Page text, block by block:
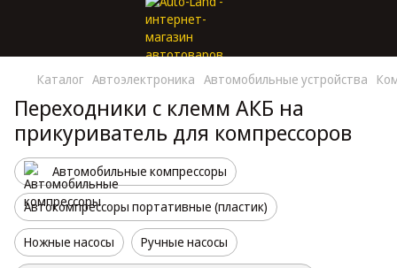
Каталог Автоэлектроника Автомобильные устройства
Переходники с клемм АКБ на
прикуриватель для компрессоров
Автомобильные компрессоры
Автокомпрессоры портативные (пластик)
Ножные насосы Ручные насосы